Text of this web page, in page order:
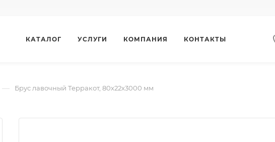
КАТАЛОГ УСЛУГИ КОМПАНИЯ КОНТАКТЫ
— Брус лавочный Терракот, 80х22х3000 мм